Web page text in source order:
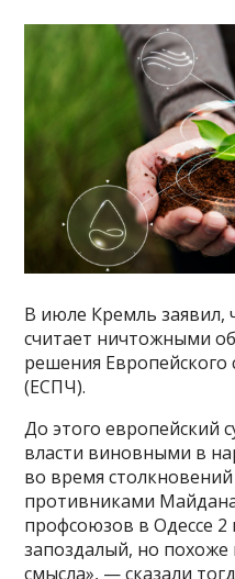
В июле Кремль заявил,
считает ничтожными
решения Европейского
(ЕСПЧ).
До этого европейский
власти виновными в
во время
противниками
профсоюзов в Одессе 2
запоздалый, но похоже
смысла», — сказали